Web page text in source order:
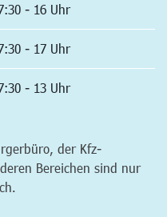
- 16 Uhr
- 17 Uhr
- 13 Uhr
der Kfz-
Bereichen sind nur